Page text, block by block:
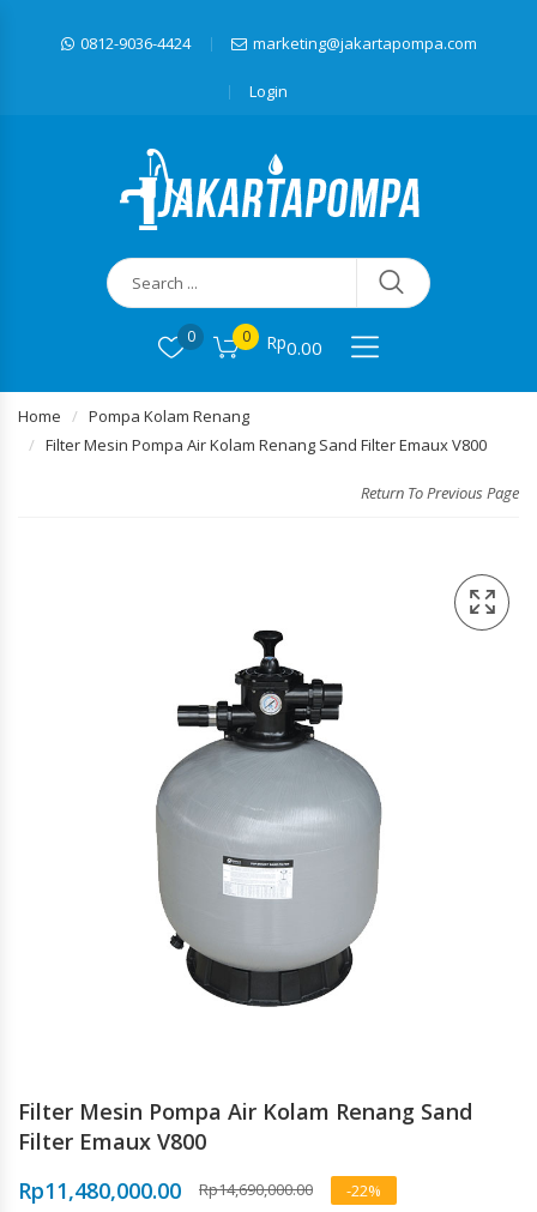
0812-9036-4424 marketing@jakartapompa.com
Login
0 0 Rp0.00
Home
Pompa Kolam Renang
Filter Mesin Pompa Air Kolam Renang Sand Filter Emaux V800
Return To Previous Page
Filter Mesin Pompa Air Kolam Renang Sand
Filter Emaux V800
Rp14,690,000.00
Rp11,480,000.00 -22%